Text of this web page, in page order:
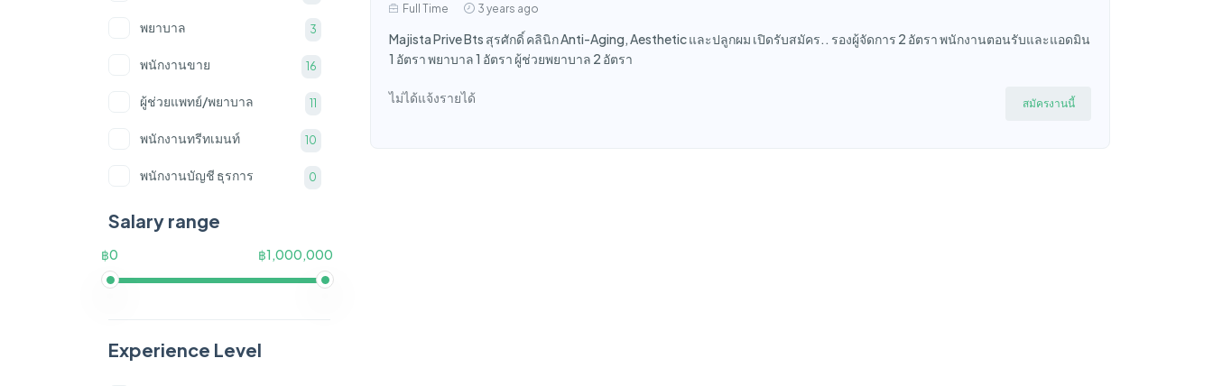
Full Time 3 years ago
Majista Prive Bts สุรศักดิ์ คลินิก Anti-Aging, Aesthetic และปลูกผม เปิดรับสมัคร.. รองผู้จัดการ 2 อัตรา พนักงานตอนรับและแอดมิน
1 อัตรา พยาบาล 1 อัตรา ผู้ช่วยพยาบาล 2 อัตรา
ไม่ได้แจ้งรายได้ สมัครงานนี้
พยาบาล 3
พนักงานขาย 16
ผู้ช่วยแพทย์/พยาบาล 11
พนักงานทรีทเมนท์ 10
พนักงานบัญชี ธุรการ 0
3
กราฟฟิกดีไซด์
พนักงานตอบออนไลน์
Salary range
฿0 ฿1,000,000
Experience Level